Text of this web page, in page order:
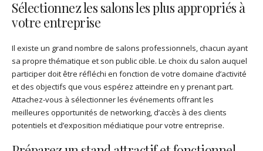
Sélectionnez les salons les plus appropriés à
votre entreprise
Il existe un grand nombre de salons professionnels, chacun ayant
sa propre thématique et son public cible. Le choix du salon auquel
participer doit être réfléchi en fonction de votre domaine d’activité
et des objectifs que vous espérez atteindre en y prenant part.
Attachez-vous à sélectionner les événements offrant les
meilleures opportunités de networking, d’accès à des clients
potentiels et d’exposition médiatique pour votre entreprise.